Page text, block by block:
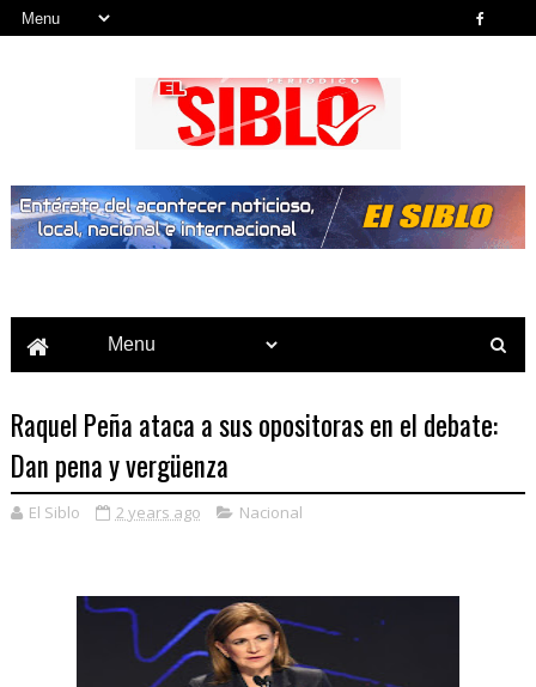
Raquel Peña ataca a sus opositoras en el debate:
Dan pena y vergüenza
El Siblo 2 years ago Nacional